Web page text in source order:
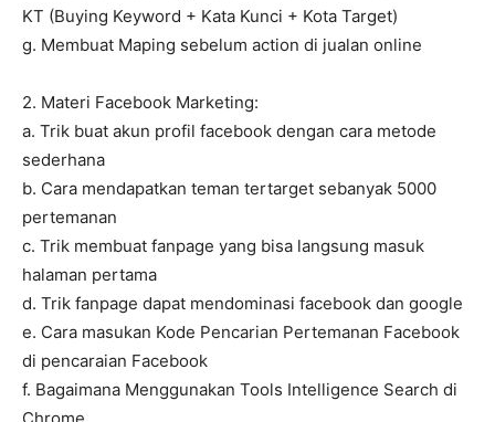
KT (Buying Keyword + Kata Kunci + Kota Target)
g. Membuat Maping sebelum action di jualan online
2. Materi Facebook Marketing:
a. Trik buat akun profil facebook dengan cara metode
sederhana
b. Cara mendapatkan teman tertarget sebanyak 5000
pertemanan
c. Trik membuat fanpage yang bisa langsung masuk
halaman pertama
d. Trik fanpage dapat mendominasi facebook dan google
e. Cara masukan Kode Pencarian Pertemanan Facebook
di pencaraian Facebook
f. Bagaimana Menggunakan Tools Intelligence Search di